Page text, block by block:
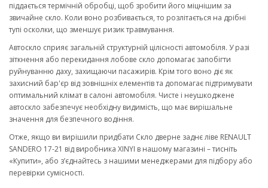
піддається термічній обробці, щоб зробити його міцнішим за
звичайне скло. Коли воно розбивається, то розлітається на дрібні
тупі осколки, що зменшує ризик травмування.
Автоскло сприяє загальній структурній цілісності автомобіля. У разі
зіткнення або перекидання лобове скло допомагає запобігти
руйнуванню даху, захищаючи пасажирів. Крім того воно діє як
захисний бар'єр від зовнішніх елементів та допомагає підтримувати
оптимальний клімат в салоні автомобіля. Чисте і неушкоджене
автоскло забезпечує необхідну видимість, що має вирішальне
значення для безпечного водіння.
Отже, якщо ви вирішили придбати Скло дверне заднє ліве RENAULT
SANDERO 17-21 від виробника XINYI в нашому магазині – тисніть
«Купити», або з’єднайтесь з нашими менеджерами для підбору або
перевірки сумісності.